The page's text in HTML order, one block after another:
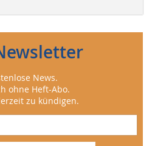
News.
ohne Heft-Abo.
zu kündigen.